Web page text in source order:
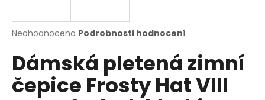
Průměrné
produktu
je
0,0
z
Neohodnoceno Podrobnosti hodnocení
Dámská pletená zimní
čepice Frosty Hat VIII
j
t
?